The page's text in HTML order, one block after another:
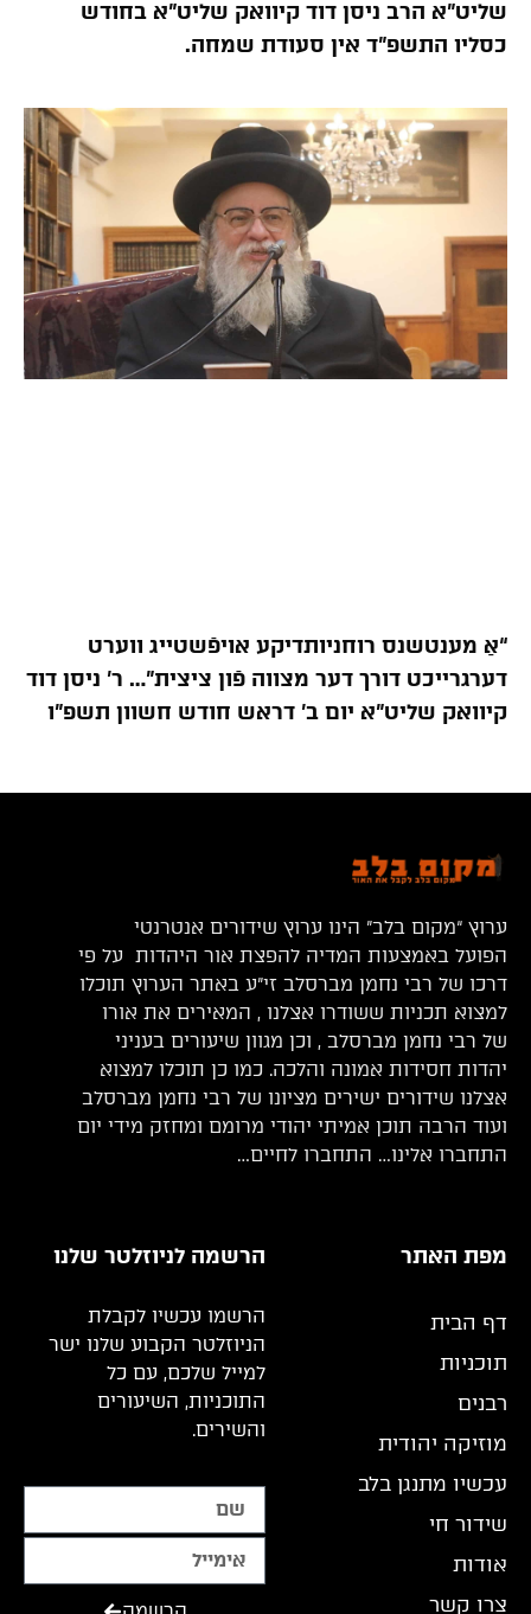
שליט”א הרב ניסן דוד קיוואק שליט”א בחודש
כסליו התשפ”ד אין סעודת שמחה.
“אַ מענטשנס רוחניותדיקע אויפֿשטייג ווערט
דערגרייכט דורך דער מצווה פֿון ציצית”… ר’ ניסן דוד
קיוואק שליט”א יום ב’ דראש חודש חשוון תשפ”ו
ערוץ “מקום בלב” הינו ערוץ שידורים אנטרנטי
הפועל באמצעות המדיה להפצת אור היהדות על פי
דרכו של רבי נחמן מברסלב זי”ע באתר הערוץ תוכלו
למצוא תכניות ששודרו אצלנו , המאירים את אורו
של רבי נחמן מברסלב , וכן מגוון שיעורים בעניני
יהדות חסידות אמונה והלכה. כמו כן תוכלו למצוא
אצלנו שידורים ישירים מציונו של רבי נחמן מברסלב
ועוד הרבה תוכן אמיתי יהודי מרומם ומחזק מידי יום
התחברו אלינו… התחברו לחיים…
מפת האתר
דף הבית
תוכניות
רבנים
מוזיקה יהודית
עכשיו מתנגן בלב
שידור חי
אודות
צרו קשר
הרשמה לניוזלטר שלנו
הרשמו עכשיו לקבלת
הניוזלטר הקבוע שלנו ישר
למייל שלכם, עם כל
התוכניות, השיעורים
והשירים.